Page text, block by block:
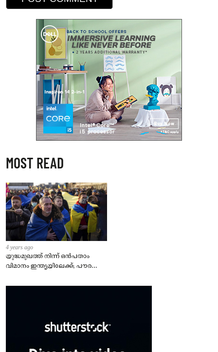
MOST READ
4 years ago
യുദ്ധമുഖത്ത് നിന്ന് ഒൻപതാം
വിമാനം ഇന്ത്യയിലേക്ക്; പൗരന്മാർ
– കേന്ദ്രം